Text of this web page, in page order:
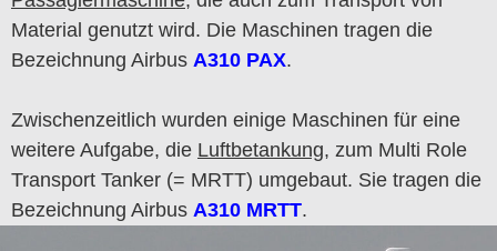
Material genutzt wird. Die Maschinen tragen die
Bezeichnung Airbus A310 PAX.
Zwischenzeitlich wurden einige Maschinen für eine
weitere Aufgabe, die Luftbetankung, zum Multi Role
Transport Tanker (= MRTT) umgebaut. Sie tragen die
Bezeichnung Airbus A310 MRTT.